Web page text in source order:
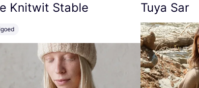
Knitwit Stable Tuya Sar